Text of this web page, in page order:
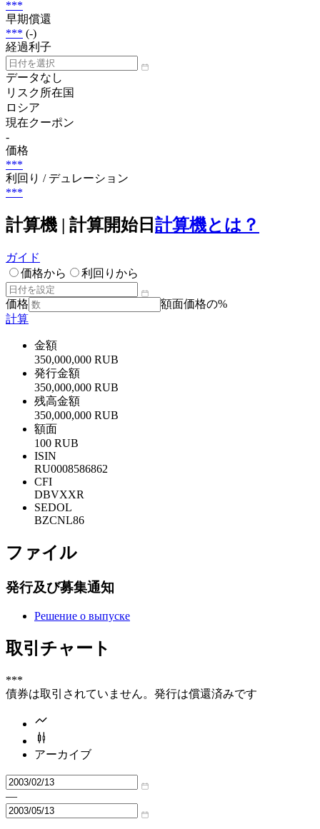
***
早期償還
*** (-)
経過利子
データなし
リスク所在国
ロシア
現在クーポン
-
価格
***
利回り / デュレーション
***
計算機 | 計算開始日 計算機とは？
ガイド
価格から
利回りから
価格
額面価格の%
計算
金額
350,000,000 RUB
発行金額
350,000,000 RUB
残高金額
350,000,000 RUB
額面
100 RUB
ISIN
RU0008586862
CFI
DBVXXR
SEDOL
BZCNL86
ファイル
発行及び募集通知
Решение о выпуске
取引チャート
***
債券は取引されていません。発行は償還済みです
アーカイブ
—